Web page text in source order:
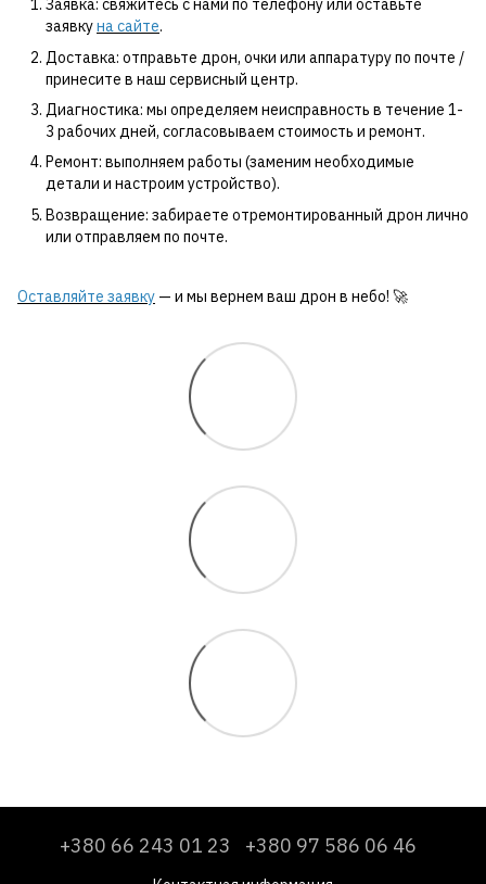
Заявка: свяжитесь с нами по телефону или оставьте
заявкуна сайте.
Доставка: отправьте дрон, очки или аппаратуру по почте /
принесите в наш сервисный центр.
Диагностика: мы определяем неисправность в течение 1-
3 рабочих дней, согласовываем стоимость и ремонт.
Ремонт: выполняем работы (заменим необходимые
детали и настроим устройство).
Возвращение: забираете отремонтированный дрон лично
или отправляем по почте.
Оставляйте заявку — и мы вернем ваш дрон в небо! 🚀
+380 66 243 01 23 +380 97 586 06 46